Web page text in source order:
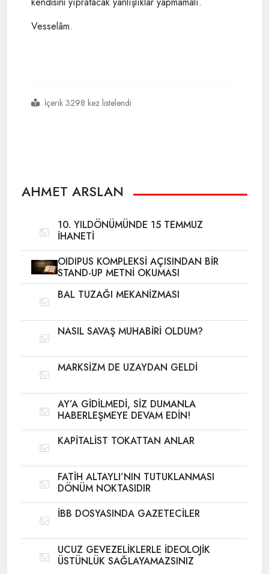
Vesselâm.
#diyanet
#için
#üç
#büyük
#atılım
#önerisiİçerik 3298 kez listelendi
AHMET ARSLAN
10. YILDÖNÜMÜNDE 15 TEMMUZ
İHANETİ
OIDIPUS KOMPLEKSİ AÇISINDAN BİR
STAND-UP METNİ OKUMASI
BAL TUZAĞI MEKANİZMASI
NASIL SAVAŞ MUHABİRİ OLDUM?
MARKSİZM DE UZAYDAN GELDİ
AY’A GİDİLMEDİ, SİZ DUMANLA
HABERLEŞMEYE DEVAM EDİN!
KAPİTALİST TOKATTAN ANLAR
FATİH ALTAYLI’NIN TUTUKLANMASI
DÖNÜM NOKTASIDIR
İBB DOSYASINDA GAZETECİLER
UCUZ GEVEZELİKLERLE İDEOLOJİK
ÜSTÜNLÜK SAĞLAYAMAZSINIZ